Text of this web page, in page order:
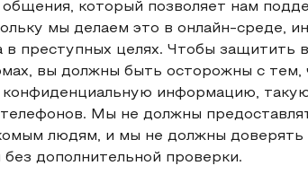
который позволяет нам
мы делаем это в онлайн-среде,
в преступных целях. Чтобы
вы должны быть осторожны с
конфиденциальную информацию,
Мы не должны
людям, и мы не должны
дополнительной проверки.